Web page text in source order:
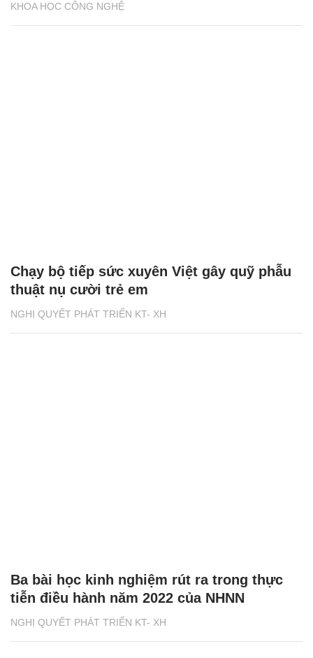
KHOA HỌC CÔNG NGHỆ
NGHỊ QUYẾT PHÁT TRIỂN KT- XH
Chạy bộ tiếp sức xuyên Việt gây quỹ phẫu
thuật nụ cười trẻ em
NGHỊ QUYẾT PHÁT TRIỂN KT- XH
Ba bài học kinh nghiệm rút ra trong thực
tiễn điều hành năm 2022 của NHNN